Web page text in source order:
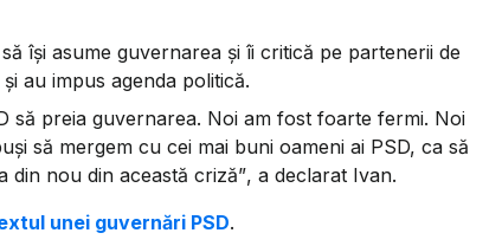
își asume guvernarea și îi critică pe partenerii de
au impus agenda politică.
să preia guvernarea. Noi am fost foarte fermi. Noi
să mergem cu cei mai buni oameni ai PSD, ca să
din nou din această criză”, a declarat Ivan.
unei guvernări PSD.